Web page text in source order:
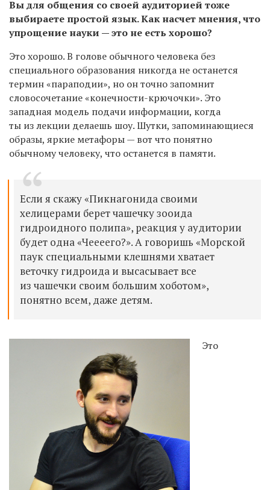
Вы для общения со своей аудиторией тоже
выбираете простой язык. Как насчет мнения, что
упрощение науки — это не есть хорошо?
Это хорошо. В голове обычного человека без
специального образования никогда не останется
термин «параподии», но он точно запомнит
словосочетание «конечности-крючочки». Это
западная модель подачи информации, когда
ты из лекции делаешь шоу. Шутки, запоминающиеся
образы, яркие метафоры — вот что понятно
обычному человеку, что останется в памяти.
Если я скажу «Пикнагонида своими
хелицерами берет чашечку зооида
гидроидного полипа», реакция у аудитории
будет одна «Чеееего?». А говоришь «Морской
паук специальными клешнями хватает
веточку гидроида и высасывает все
из чашечки своим большим хоботом»,
понятно всем, даже детям.
Это